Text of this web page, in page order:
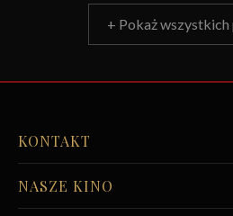
+ Pokaż
KONTAKT
NASZE KINO